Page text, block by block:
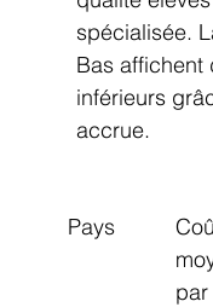
spécialisée.
Bas affichent
inférieurs
accrue.
Pays
par